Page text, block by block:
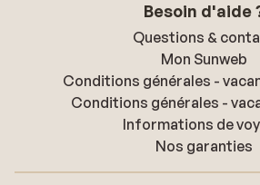
Besoin d'aide
Questions &
Mon Sunweb
Conditions générales -
Conditions générales -
Informations de
Nos garanties